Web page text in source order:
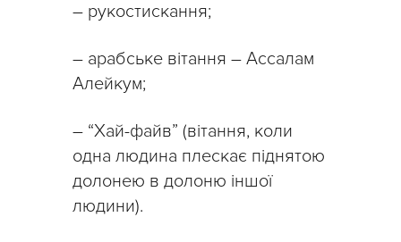
– рукостискання;
– арабське вітання – Ассалам
Алейкум;
– “Хай-файв” (вітання, коли
одна людина плескає піднятою
долонею в долоню іншої
людини).